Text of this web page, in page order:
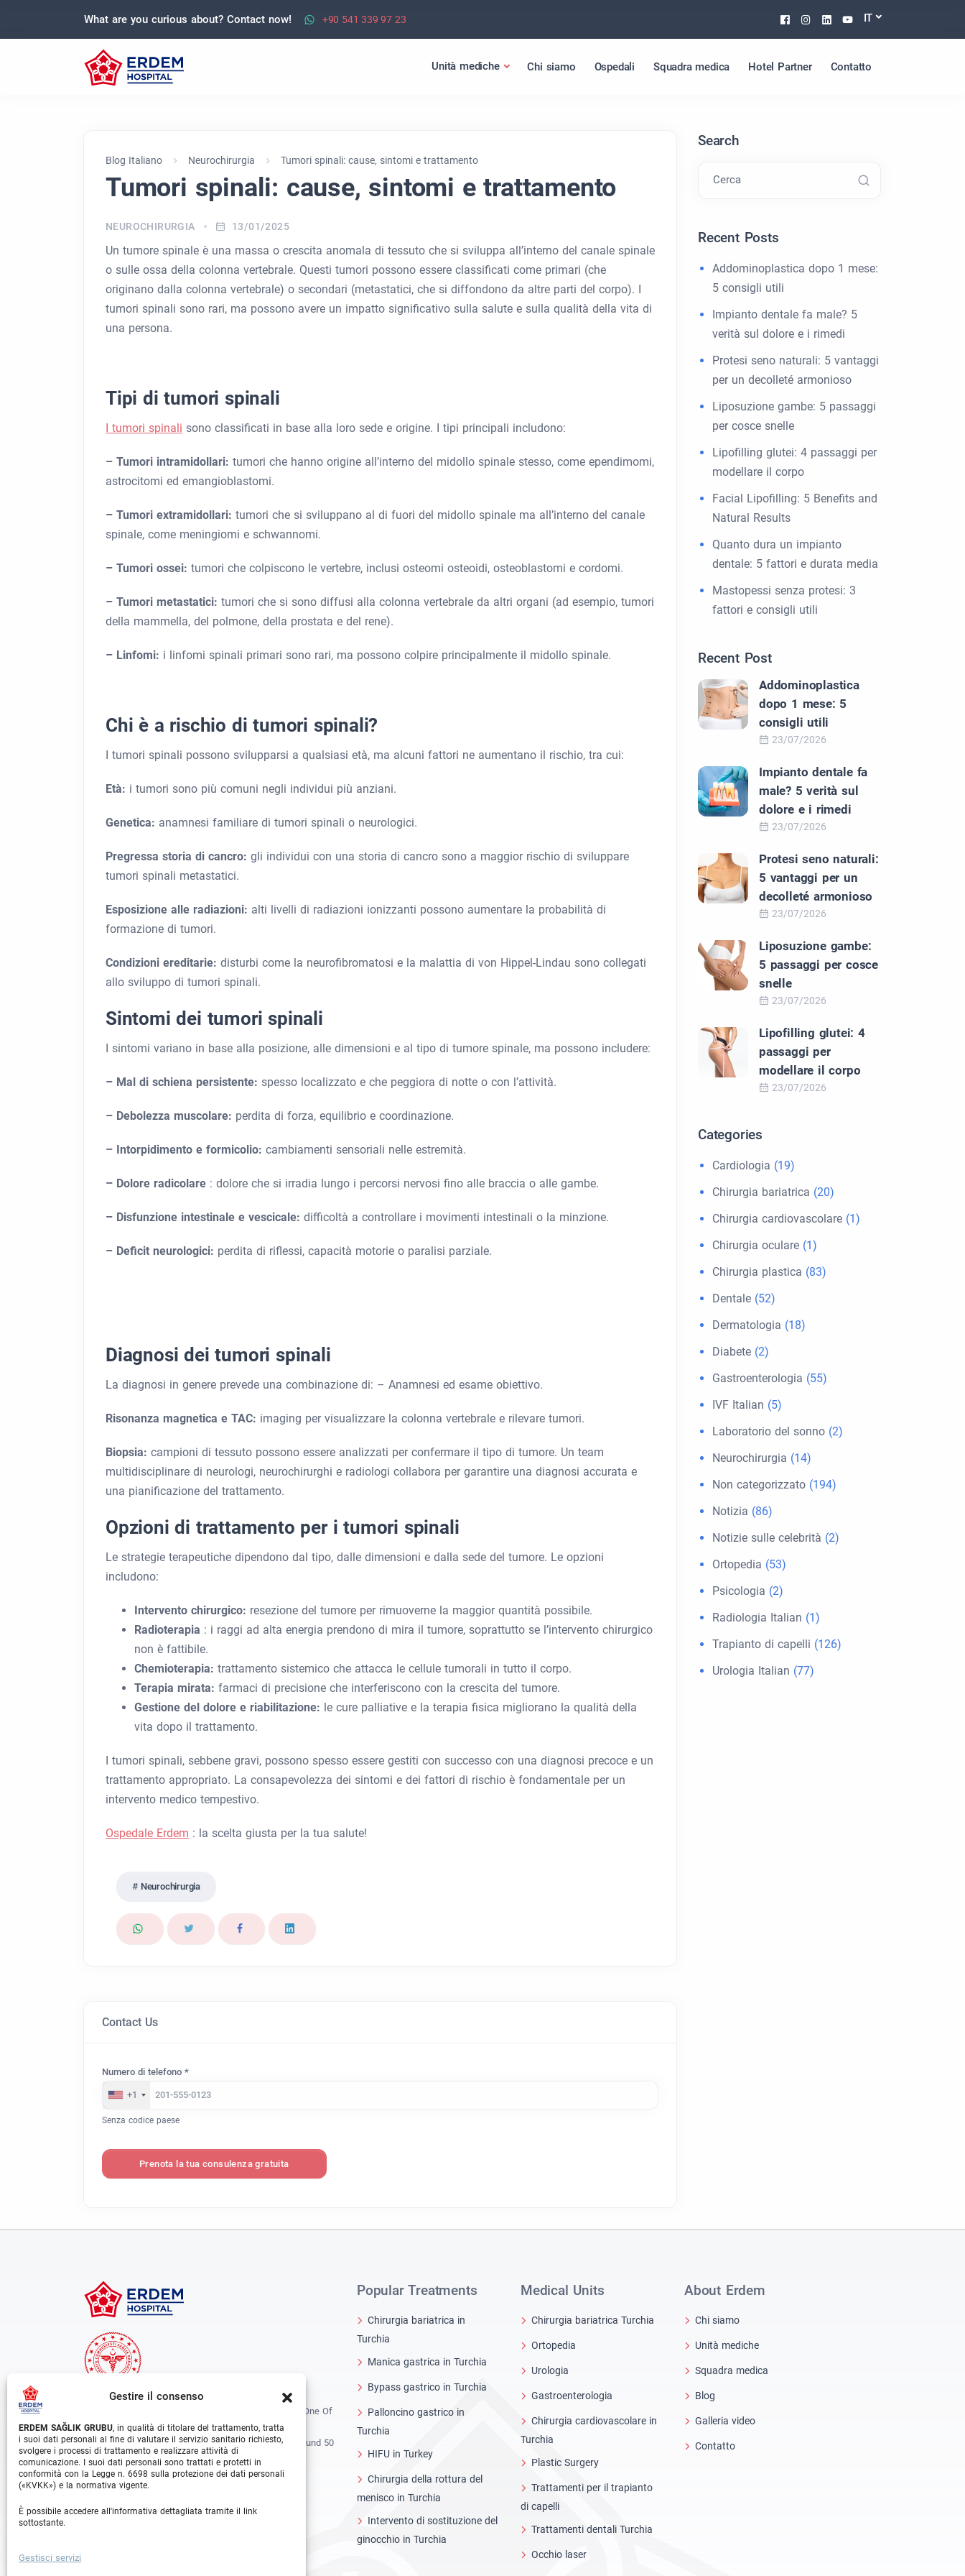
Gestire il consenso
ERDEM SAĞLIK GRUBU, in qualità di titolare del trattamento, tratta
i suoi dati personali al fine di valutare il servizio sanitario richiesto,
svolgere i processi di trattamento e realizzare attività di
comunicazione. I suoi dati personali sono trattati e protetti in
conformità con la Legge n. 6698 sulla protezione dei dati personali
(«KVKK») e la normativa vigente.
È possibile accedere all'informativa dettagliata tramite il link
sottostante.
Gestisci servizi
What are you curious about? Contact now! +90 541 339 97 23 Facebook
Instagram
Linkedin
Youtube
IT
Unità mediche Chi siamo Ospedali Squadra medica Hotel Partner Contatto
Blog Italiano Neurochirurgia Tumori spinali: cause, sintomi e trattamento
Tumori spinali: cause, sintomi e trattamento
NEUROCHIRURGIA 13/01/2025
Un tumore spinale è una massa o crescita anomala di tessuto che si sviluppa all’interno del canale spinale
o sulle ossa della colonna vertebrale. Questi tumori possono essere classificati come primari (che
originano dalla colonna vertebrale) o secondari (metastatici, che si diffondono da altre parti del corpo). I
tumori spinali sono rari, ma possono avere un impatto significativo sulla salute e sulla qualità della vita di
una persona.
Tipi di tumori spinali
I tumori spinali sono classificati in base alla loro sede e origine. I tipi principali includono:
– Tumori intramidollari: tumori che hanno origine all’interno del midollo spinale stesso, come ependimomi,
astrocitomi ed emangioblastomi.
– Tumori extramidollari: tumori che si sviluppano al di fuori del midollo spinale ma all’interno del canale
spinale, come meningiomi e schwannomi.
– Tumori ossei: tumori che colpiscono le vertebre, inclusi osteomi osteoidi, osteoblastomi e cordomi.
– Tumori metastatici: tumori che si sono diffusi alla colonna vertebrale da altri organi (ad esempio, tumori
della mammella, del polmone, della prostata e del rene).
– Linfomi: i linfomi spinali primari sono rari, ma possono colpire principalmente il midollo spinale.
Chi è a rischio di tumori spinali?
I tumori spinali possono svilupparsi a qualsiasi età, ma alcuni fattori ne aumentano il rischio, tra cui:
Età: i tumori sono più comuni negli individui più anziani.
Genetica: anamnesi familiare di tumori spinali o neurologici.
Pregressa storia di cancro: gli individui con una storia di cancro sono a maggior rischio di sviluppare
tumori spinali metastatici.
Esposizione alle radiazioni: alti livelli di radiazioni ionizzanti possono aumentare la probabilità di
formazione di tumori.
Condizioni ereditarie: disturbi come la neurofibromatosi e la malattia di von Hippel-Lindau sono collegati
allo sviluppo di tumori spinali.
Sintomi dei tumori spinali
I sintomi variano in base alla posizione, alle dimensioni e al tipo di tumore spinale, ma possono includere:
– Mal di schiena persistente: spesso localizzato e che peggiora di notte o con l’attività.
– Debolezza muscolare: perdita di forza, equilibrio e coordinazione.
– Intorpidimento e formicolio: cambiamenti sensoriali nelle estremità.
– Dolore radicolare : dolore che si irradia lungo i percorsi nervosi fino alle braccia o alle gambe.
– Disfunzione intestinale e vescicale: difficoltà a controllare i movimenti intestinali o la minzione.
– Deficit neurologici: perdita di riflessi, capacità motorie o paralisi parziale.
Diagnosi dei tumori spinali
La diagnosi in genere prevede una combinazione di: – Anamnesi ed esame obiettivo.
Risonanza magnetica e TAC: imaging per visualizzare la colonna vertebrale e rilevare tumori.
Biopsia: campioni di tessuto possono essere analizzati per confermare il tipo di tumore. Un team
multidisciplinare di neurologi, neurochirurghi e radiologi collabora per garantire una diagnosi accurata e
una pianificazione del trattamento.
Opzioni di trattamento per i tumori spinali
Le strategie terapeutiche dipendono dal tipo, dalle dimensioni e dalla sede del tumore. Le opzioni
includono:
Intervento chirurgico: resezione del tumore per rimuoverne la maggior quantità possibile.
Radioterapia : i raggi ad alta energia prendono di mira il tumore, soprattutto se l’intervento chirurgico
non è fattibile.
Chemioterapia: trattamento sistemico che attacca le cellule tumorali in tutto il corpo.
Terapia mirata: farmaci di precisione che interferiscono con la crescita del tumore.
Gestione del dolore e riabilitazione: le cure palliative e la terapia fisica migliorano la qualità della
vita dopo il trattamento.
I tumori spinali, sebbene gravi, possono spesso essere gestiti con successo con una diagnosi precoce e un
trattamento appropriato. La consapevolezza dei sintomi e dei fattori di rischio è fondamentale per un
intervento medico tempestivo.
Ospedale Erdem : la scelta giusta per la tua salute!
Neurochirurgia
Contact Us
Numero di telefono *
+1
Senza codice paese
Prenota la tua consulenza gratuita
Search
Cerca
Recent Posts
Addominoplastica dopo 1 mese:
5 consigli utili
Impianto dentale fa male? 5
verità sul dolore e i rimedi
Protesi seno naturali: 5 vantaggi
per un decolleté armonioso
Liposuzione gambe: 5 passaggi
per cosce snelle
Lipofilling glutei: 4 passaggi per
modellare il corpo
Facial Lipofilling: 5 Benefits and
Natural Results
Quanto dura un impianto
dentale: 5 fattori e durata media
Mastopessi senza protesi: 3
fattori e consigli utili
Recent Post
Addominoplastica
dopo 1 mese: 5
consigli utili
23/07/2026
Impianto dentale fa
male? 5 verità sul
dolore e i rimedi
23/07/2026
Protesi seno naturali:
5 vantaggi per un
decolleté armonioso
23/07/2026
Liposuzione gambe:
5 passaggi per cosce
snelle
23/07/2026
Lipofilling glutei: 4
passaggi per
modellare il corpo
23/07/2026
Categories
Cardiologia (19)
Chirurgia bariatrica (20)
Chirurgia cardiovascolare (1)
Chirurgia oculare (1)
Chirurgia plastica (83)
Dentale (52)
Dermatologia (18)
Diabete (2)
Gastroenterologia (55)
IVF Italian (5)
Laboratorio del sonno (2)
Neurochirurgia (14)
Non categorizzato (194)
Notizia (86)
Notizie sulle celebrità (2)
Ortopedia (53)
Psicologia (2)
Radiologia Italian (1)
Trapianto di capelli (126)
Urologia Italian (77)
Erdem Healthcare Group Established In 1988, And Is One Of
The Biggest Hospital Groups In Istanbul And Turkey.
Situated In 3 Different Locations In Istanbul, With Around 50
Departments And Over 1000 Well Trained Medical
Professionals, Is Growing Rapidly Day By Day.
Facebook
Instagram
LinkedinYoutube
Popular Treatments
Chirurgia bariatrica in
Turchia
Manica gastrica in Turchia
Bypass gastrico in Turchia
Palloncino gastrico in
Turchia
HIFU in Turkey
Chirurgia della rottura del
menisco in Turchia
Intervento di sostituzione del
ginocchio in Turchia
Medical Units
Chirurgia bariatrica Turchia
Ortopedia
Urologia
Gastroenterologia
Chirurgia cardiovascolare in
Turchia
Plastic Surgery
Trattamenti per il trapianto
di capelli
Trattamenti dentali Turchia
Occhio laser
About Erdem
Chi siamo
Unità mediche
Squadra medica
Blog
Galleria video
Contatto